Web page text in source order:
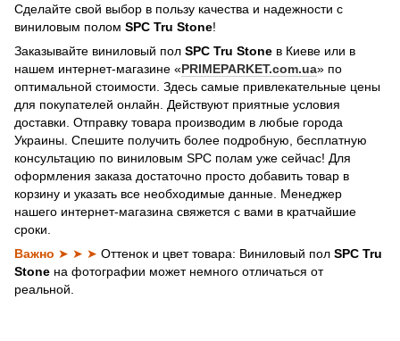
Сделайте свой выбор в пользу качества и надежности с
виниловым полом SPC Tru Stone!
Заказывайте виниловый пол SPC Tru Stone в Киеве или в
нашем интернет-магазине «PRIMEPARKET.com.ua» по
оптимальной стоимости. Здесь самые привлекательные цены
для покупателей онлайн. Действуют приятные условия
доставки. Отправку товара производим в любые города
Украины. Спешите получить более подробную, бесплатную
консультацию по виниловым SPC полам уже сейчас! Для
оформления заказа достаточно просто добавить товар в
корзину и указать все необходимые данные. Менеджер
нашего интернет-магазина свяжется с вами в кратчайшие
сроки.
Важно ➤ ➤ ➤ Оттенок и цвет товара: Виниловый пол SPC Tru
Stone на фотографии может немного отличаться от
реальной.